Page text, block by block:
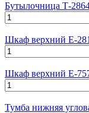
Бутылочница Т-
Шкаф верхний Е-
Шкаф верхний Е-
Тумба нижняя